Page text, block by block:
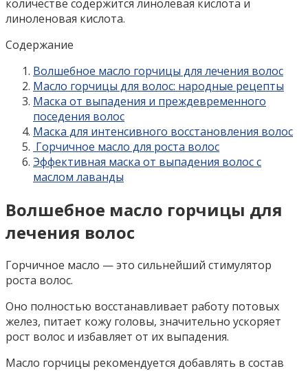
количестве содержится линолевая кислота и
линоленовая кислота.
Содержание
Волшебное масло горчицы для лечения волос
Масло горчицы для волос: народные рецепты
Маска от выпадения и преждевременного
поседения волос
Маска для интенсивного восстановления волос
Горчичное масло для роста волос
Эффективная маска от выпадения волос с
маслом лаванды
Волшебное масло горчицы для
лечения волос
Горчичное масло — это сильнейший стимулятор
роста волос.
Оно полностью восстанавливает работу потовых
желез, питает кожу головы, значительно ускоряет
рост волос и избавляет от их выпадения.
Масло горчицы рекомендуется добавлять в состав